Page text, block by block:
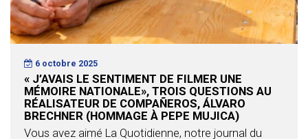
6 octobre 2025
« J’AVAIS LE SENTIMENT DE FILMER UNE
MÉMOIRE NATIONALE», TROIS QUESTIONS AU
RÉALISATEUR DE COMPAÑEROS, ÁLVARO
BRECHNER (HOMMAGE À PEPE MUJICA)
Vous avez aimé La Quotidienne, notre journal du